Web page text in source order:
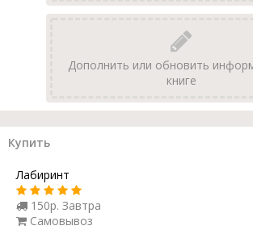
Дополнить или обновить
книге
Купить
Лабиринт
150р. Завтра
Самовывоз